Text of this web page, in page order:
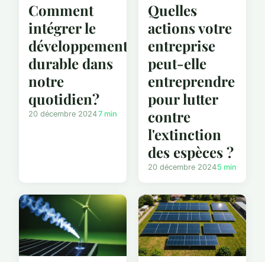
Comment
intégrer le
développement
durable dans
notre
quotidien?
20 décembre 20247 min
Quelles
actions votre
entreprise
peut-elle
entreprendre
pour lutter
contre
l'extinction
des espèces ?
20 décembre 20245 min